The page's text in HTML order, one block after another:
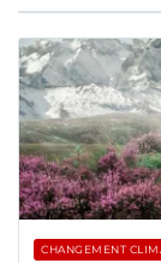
CHANGEMENT